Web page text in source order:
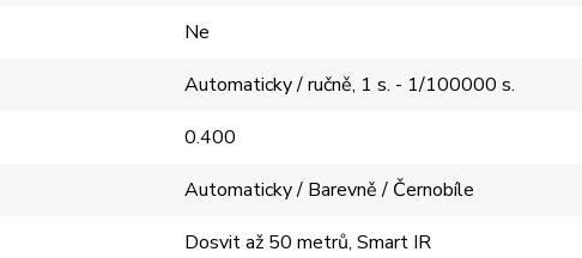
Ne
Automaticky / ručně, 1 s. - 1/100000 s.
0.400
Automaticky / Barevně / Černobíle
Dosvit až 50 metrů, Smart IR